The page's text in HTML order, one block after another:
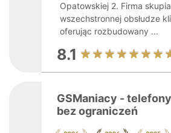
Opatowskiej 2. Firma
wszechstronnej obsłudze
oferując rozbudowany ...
8.1
GSManiacy -
bez ograniczeń